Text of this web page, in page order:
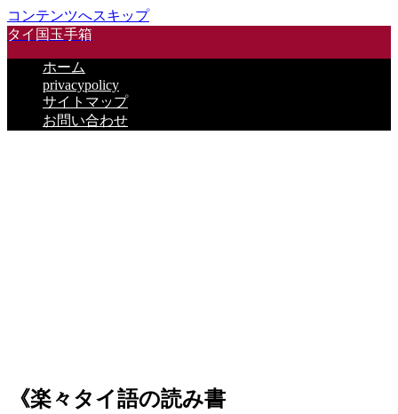
コンテンツへスキップ
タイ国玉手箱
ホーム
privacypolicy
サイトマップ
お問い合わせ
《楽々タイ語の読み書